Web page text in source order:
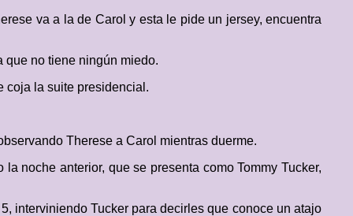
va a la de Carol y esta le pide un jersey, encuentra
que no tiene ningún miedo.
coja la suite presidencial.
Therese a Carol mientras duerme.
noche anterior, que se presenta como Tommy Tucker,
interviniendo Tucker para decirles que conoce un atajo